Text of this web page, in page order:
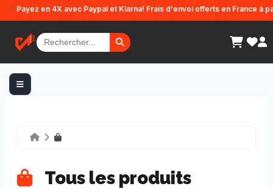
4X avec Paypal et Klarna! Frais d'envoi offerts en France à partir de 499€
Tous les produits
Panneau de gestion des cookies